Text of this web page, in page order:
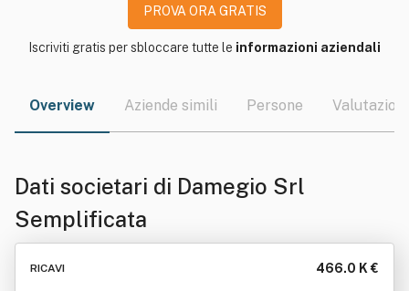
PROVA ORA GRATIS
Iscriviti gratis per sbloccare tutte le informazioni aziendali
Overview Aziende simili Persone Valutazioni
Dati societari di Damegio Srl
Semplificata
RICAVI 466.0 K €